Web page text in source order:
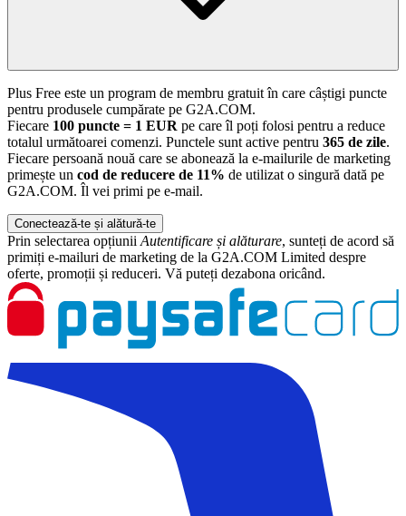
Plus Free este un program de membru gratuit în care câștigi puncte
pentru produsele cumpărate pe G2A.COM.
Fiecare 100 puncte = 1 EUR pe care îl poți folosi pentru a reduce
totalul următoarei comenzi. Punctele sunt active pentru 365 de zile.
Fiecare persoană nouă care se abonează la e-mailurile de marketing
primește un cod de reducere de 11% de utilizat o singură dată pe
G2A.COM. Îl vei primi pe e-mail.
Conectează-te și alătură-te
Prin selectarea opțiunii Autentificare și alăturare, sunteți de acord să
primiți e-mailuri de marketing de la G2A.COM Limited despre
oferte, promoții și reduceri. Vă puteți dezabona oricând.